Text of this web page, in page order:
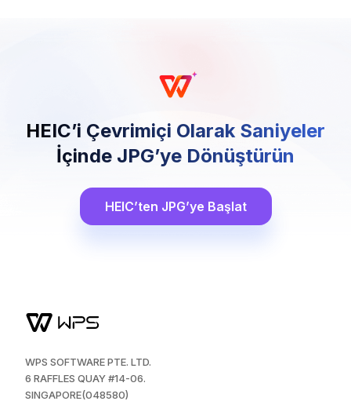
HEIC’i Çevrimiçi Olarak Saniyeler
İçinde JPG’ye Dönüştürün
HEIC’ten JPG’ye Başlat
WPS SOFTWARE PTE. LTD.
6 RAFFLES QUAY #14-06.
SINGAPORE(048580)